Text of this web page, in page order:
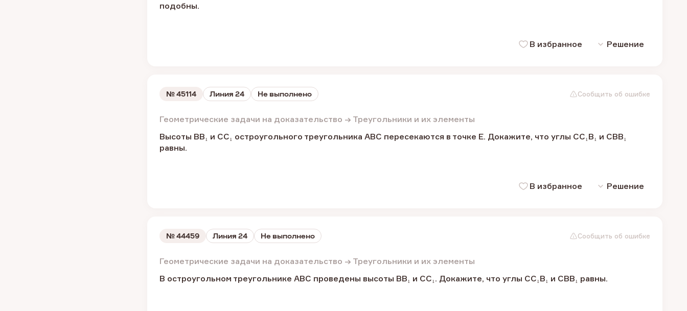
подобны.
В избранное Решение
№45114 Линия 24 Не выполнено Сообщить об ошибке
Геометрические задачи на доказательство → Треугольники и их элементы
Высоты BB₁ и CC₁ остроугольного треугольника ABC пересекаются в точке E. Докажите, что углы CC₁B₁ и CBB₁
равны.
В избранное Решение
№44459 Линия 24 Не выполнено Сообщить об ошибке
Геометрические задачи на доказательство → Треугольники и их элементы
В остроугольном треугольнике ABC проведены высоты BB₁ и CC₁. Докажите, что углы CC₁B₁ и CBB₁ равны.